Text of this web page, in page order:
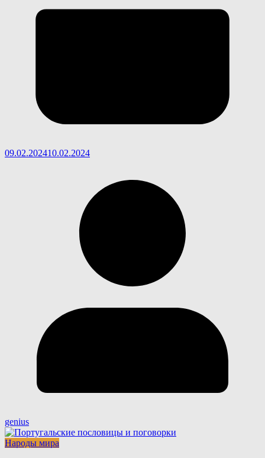
09.02.202410.02.2024
genius
Народы мира